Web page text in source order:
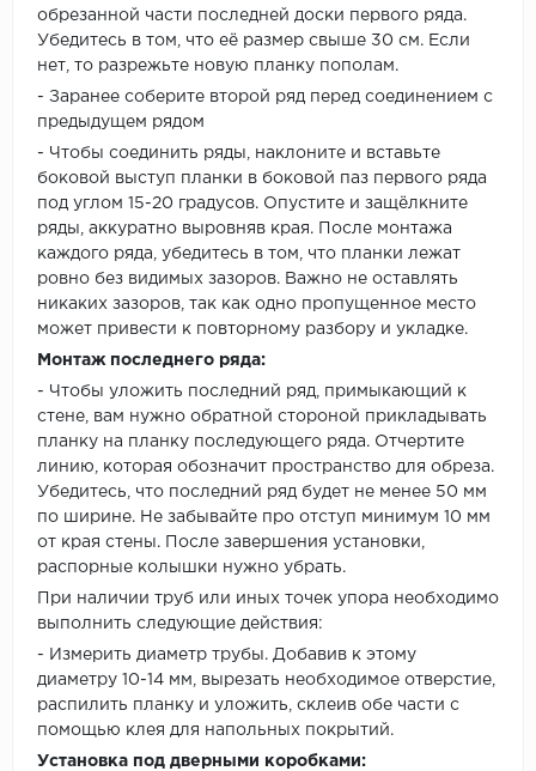
обрезанной части последней доски первого ряда.
Убедитесь в том, что её размер свыше 30 см. Если
нет, то разрежьте новую планку пополам.
- Заранее соберите второй ряд перед соединением с
предыдущем рядом
- Чтобы соединить ряды, наклоните и вставьте
боковой выступ планки в боковой паз первого ряда
под углом 15-20 градусов. Опустите и защёлкните
ряды, аккуратно выровняв края. После монтажа
каждого ряда, убедитесь в том, что планки лежат
ровно без видимых зазоров. Важно не оставлять
никаких зазоров, так как одно пропущенное место
может привести к повторному разбору и укладке.
Монтаж последнего ряда:
- Чтобы уложить последний ряд, примыкающий к
стене, вам нужно обратной стороной прикладывать
планку на планку последующего ряда. Отчертите
линию, которая обозначит пространство для обреза.
Убедитесь, что последний ряд будет не менее 50 мм
по ширине. Не забывайте про отступ минимум 10 мм
от края стены. После завершения установки,
распорные колышки нужно убрать.
При наличии труб или иных точек упора необходимо
выполнить следующие действия:
- Измерить диаметр трубы. Добавив к этому
диаметру 10-14 мм, вырезать необходимое отверстие,
распилить планку и уложить, склеив обе части с
помощью клея для напольных покрытий.
Установка под дверными коробками: